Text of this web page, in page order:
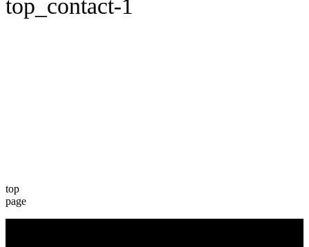
top_contact-1
top
page